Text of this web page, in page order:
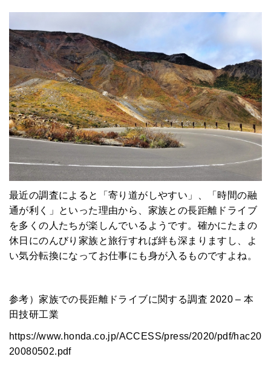
最近の調査によると「寄り道がしやすい」、「時間の融
通が利く」といった理由から、家族との長距離ドライブ
を多くの人たちが楽しんでいるようです。確かにたまの
休日にのんびり家族と旅行すれば絆も深まりますし、よ
い気分転換になってお仕事にも身が入るものですよね。
参考）家族での長距離ドライブに関する調査 2020 – 本
田技研工業
https://www.honda.co.jp/ACCESS/press/2020/pdf/hac20
20080502.pdf